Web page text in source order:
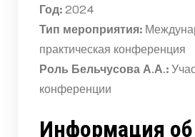
Год:2024
Тип мероприятия:
практическая конференция
Роль Бельчусова А.А.:
конференции
Информация об